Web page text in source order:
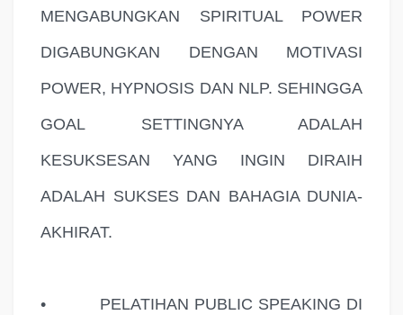
MENGABUNGKAN SPIRITUAL POWER
DIGABUNGKAN DENGAN MOTIVASI
POWER, HYPNOSIS DAN NLP. SEHINGGA
GOAL SETTINGNYA ADALAH
KESUKSESAN YANG INGIN DIRAIH
ADALAH SUKSES DAN BAHAGIA DUNIA-
AKHIRAT.
•
PELATIHAN PUBLIC SPEAKING DI